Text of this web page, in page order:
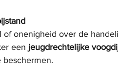
of onenigheid over de
een jeugdrechtelijke
beschermen.